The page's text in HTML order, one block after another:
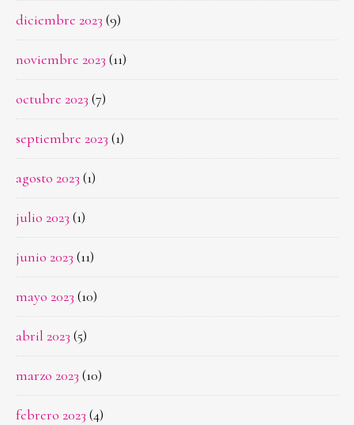
diciembre 2023 (9)
noviembre 2023 (11)
octubre 2023 (7)
septiembre 2023 (1)
agosto 2023 (1)
julio 2023 (1)
junio 2023 (11)
mayo 2023 (10)
abril 2023 (5)
marzo 2023 (10)
febrero 2023 (4)